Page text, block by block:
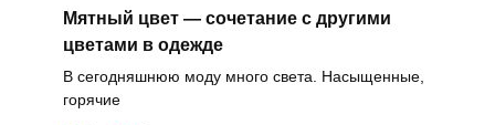
Мятный цвет — сочетание с другими
цветами в одежде
В сегодняшнюю моду много света. Насыщенные,
горячие